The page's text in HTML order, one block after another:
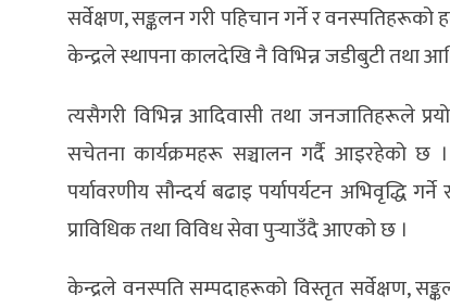
सर्वेक्षण, सङ्कलन गरी पहिचान गर्ने र वनस्पतिहरूको
केन्द्रले स्थापना कालदेखि नै विभिन्न जडीबुटी तथा
त्यसैगरी विभिन्न आदिवासी तथा जनजातिहरूले
सचेतना कार्यक्रमहरू सञ्चालन गर्दै आइरहेको छ ।
पर्यावरणीय सौन्दर्य बढाइ पर्यापर्यटन अभिवृद्धि
प्राविधिक तथा विविध सेवा पुर्‍याउँदै आएको छ ।
केन्द्रले वनस्पति सम्पदाहरूको विस्तृत सर्वेक्षण,